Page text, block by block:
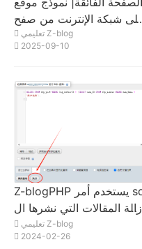
على شبكة الإنترنت من صفح
ة واحدة| كيفية تحديد صفحة
SEO لجميع المقالات على ص
تعليمي Z-blog
2025-09-10
Z-blogPHP يستخدم أمر sql
لإزالة المقالات التي نشرها ال
مستخدمون المحددون بشكل
جماعي
تعليمي Z-blog
2024-02-26